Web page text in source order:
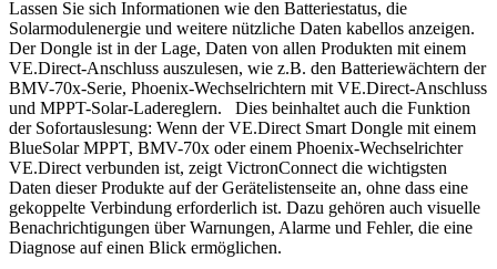
Lassen Sie sich Informationen wie den Batteriestatus, die
Solarmodulenergie und weitere nützliche Daten kabellos anzeigen.
Der Dongle ist in der Lage, Daten von allen Produkten mit einem
VE.Direct-Anschluss auszulesen, wie z.B. den Batteriewächtern der
BMV-70x-Serie, Phoenix-Wechselrichtern mit VE.Direct-Anschluss
und MPPT-Solar-Ladereglern. Dies beinhaltet auch die Funktion
der Sofortauslesung: Wenn der VE.Direct Smart Dongle mit einem
BlueSolar MPPT, BMV-70x oder einem Phoenix-Wechselrichter
VE.Direct verbunden ist, zeigt VictronConnect die wichtigsten
Daten dieser Produkte auf der Gerätelistenseite an, ohne dass eine
gekoppelte Verbindung erforderlich ist. Dazu gehören auch visuelle
Benachrichtigungen über Warnungen, Alarme und Fehler, die eine
Diagnose auf einen Blick ermöglichen.